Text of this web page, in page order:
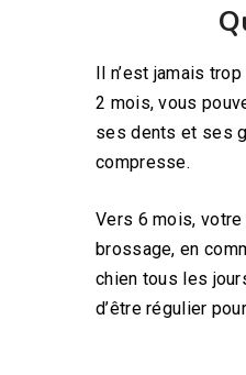
Il n’est jamais
2 mois, vous
ses dents et ses
compresse.
Vers 6 mois,
brossage, en
chien tous les
d’être régulier